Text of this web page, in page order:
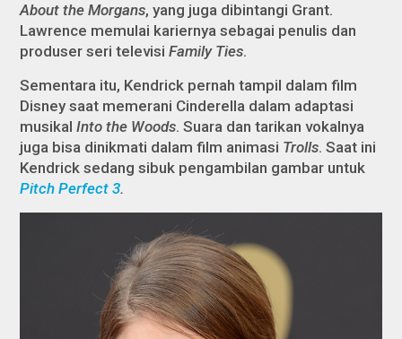
About the Morgans, yang juga dibintangi Grant.
Lawrence memulai kariernya sebagai penulis dan
produser seri televisiFamily Ties.
Sementara itu, Kendrick pernah tampil dalam film
Disney saat memerani Cinderella dalam adaptasi
musikalInto the Woods. Suara dan tarikan vokalnya
juga bisa dinikmati dalam film animasi Trolls. Saat ini
Kendrick sedang sibuk pengambilan gambar untuk
Pitch Perfect 3.